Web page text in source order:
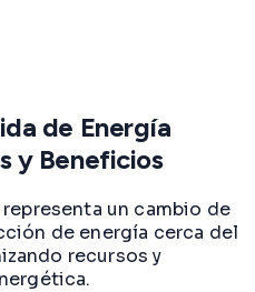
de Energía
y Beneficios
un cambio de
de energía cerca del
recursos y